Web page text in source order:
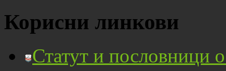
Корисни линкови
Статут и пословници